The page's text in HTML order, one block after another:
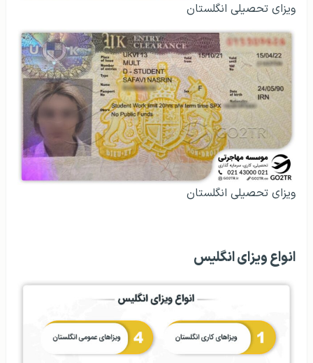
ویزای تحصیلی انگلستان
ویزای تحصیلی انگلستان
انواع ویزای انگلیس